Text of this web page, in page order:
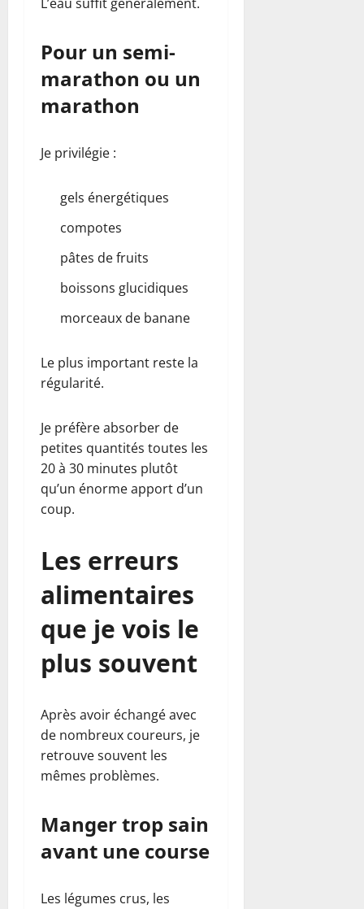
Pour un semi-
marathon ou un
marathon
Je privilégie :
gels énergétiques
compotes
pâtes de fruits
boissons glucidiques
morceaux de banane
Le plus important reste la
régularité.
Je préfère absorber de
petites quantités toutes les
20 à 30 minutes plutôt
qu’un énorme apport d’un
coup.
Les erreurs
alimentaires
que je vois le
plus souvent
Après avoir échangé avec
de nombreux coureurs, je
retrouve souvent les
mêmes problèmes.
Manger trop sain
avant une course
Les légumes crus, les